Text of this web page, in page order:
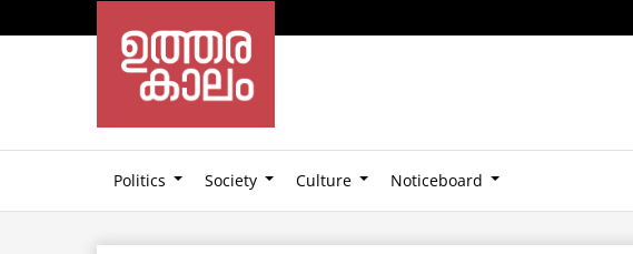
Politics Society Culture Noticeboard